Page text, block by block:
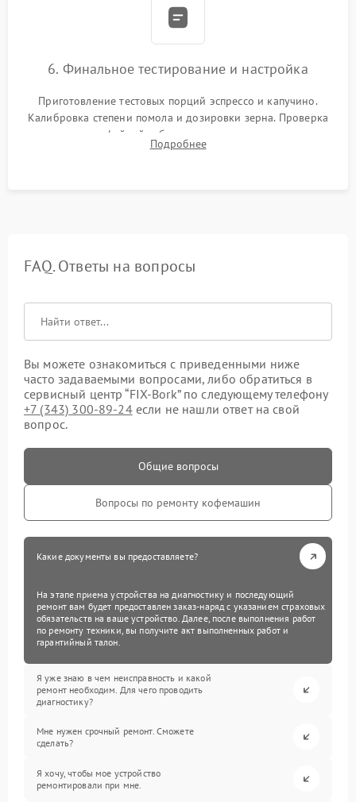
6. Финальное тестирование и настройка
Приготовление тестовых порций эспрессо и капучино.
Калибровка степени помола и дозировки зерна. Проверка
плотности кофейной таблетки, температуры напитка и
качества молочной пены. Контроль отсутствия посторонних
Подробнее
FAQ. Ответы на вопросы
Вы можете ознакомиться с приведенными ниже
часто задаваемыми вопросами, либо обратиться в
сервисный центр “FIX-Bork” по следующему телефону
+7 (343) 300-89-24если не нашли ответ на свой
вопрос.
Общие вопросы
Вопросы по ремонту кофемашин
Какие документы вы предоставляете?
На этапе приема устройства на диагностику и последующий
ремонт вам будет предоставлен заказ-наряд с указанием страховых
обязательств на ваше устройство. Далее, после выполнения работ
по ремонту техники, вы получите акт выполненных работ и
гарантийный талон.
Я уже знаю в чем неисправность и какой
ремонт необходим. Для чего проводить
диагностику?
Мне нужен срочный ремонт. Сможете
сделать?
Я хочу, чтобы мое устройство
ремонтировали при мне.